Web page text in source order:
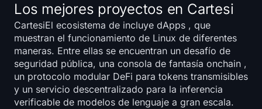
Los mejores proyectos en Cartesi
CartesiEl ecosistema de incluye dApps , que
muestran el funcionamiento de Linux de diferentes
maneras. Entre ellas se encuentran un desafío de
seguridad pública, una consola de fantasía onchain ,
un protocolo modular DeFi para tokens transmisibles
y un servicio descentralizado para la inferencia
verificable de modelos de lenguaje a gran escala.